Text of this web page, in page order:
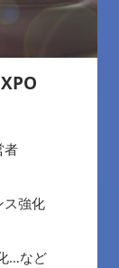
者
ス強化
…など